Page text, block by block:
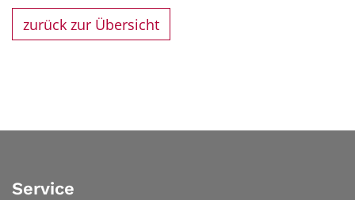
zurück zur Übersicht
Service